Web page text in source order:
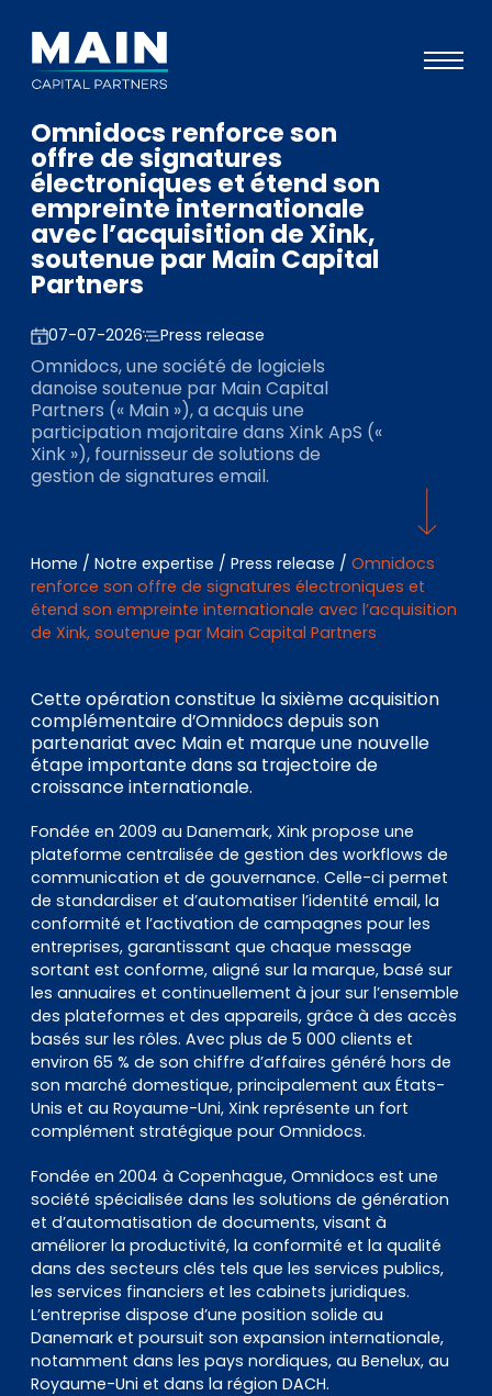
Portefeuille
Approche
Notre expertise
Événements
ESG
A propos de Main
L’équipe
Accès investisseurs
Connexion Pulse
Omnidocs renforce son
offre de signatures
électroniques et étend son
empreinte internationale
avec l’acquisition de Xink,
soutenue par Main Capital
Partners
07-07-2026 Press release
Omnidocs, une société de logiciels
danoise soutenue par Main Capital
Partners (« Main »), a acquis une
participation majoritaire dans Xink ApS («
Xink »), fournisseur de solutions de
gestion de signatures email.
Home / Notre expertise / Press release / Omnidocs
renforce son offre de signatures électroniques et
étend son empreinte internationale avec l’acquisition
de Xink, soutenue par Main Capital Partners
Cette opération constitue la sixième acquisition
complémentaire d’Omnidocs depuis son
partenariat avec Main et marque une nouvelle
étape importante dans sa trajectoire de
croissance internationale.
Fondée en 2009 au Danemark, Xink propose une
plateforme centralisée de gestion des workflows de
communication et de gouvernance. Celle-ci permet
de standardiser et d’automatiser l’identité email, la
conformité et l’activation de campagnes pour les
entreprises, garantissant que chaque message
sortant est conforme, aligné sur la marque, basé sur
les annuaires et continuellement à jour sur l’ensemble
des plateformes et des appareils, grâce à des accès
basés sur les rôles. Avec plus de 5 000 clients et
environ 65 % de son chiffre d’affaires généré hors de
son marché domestique, principalement aux États-
Unis et au Royaume-Uni, Xink représente un fort
complément stratégique pour Omnidocs.
Fondée en 2004 à Copenhague, Omnidocs est une
société spécialisée dans les solutions de génération
et d’automatisation de documents, visant à
améliorer la productivité, la conformité et la qualité
dans des secteurs clés tels que les services publics,
les services financiers et les cabinets juridiques.
L’entreprise dispose d’une position solide au
Danemark et poursuit son expansion internationale,
notamment dans les pays nordiques, au Benelux, au
Royaume-Uni et dans la région DACH.